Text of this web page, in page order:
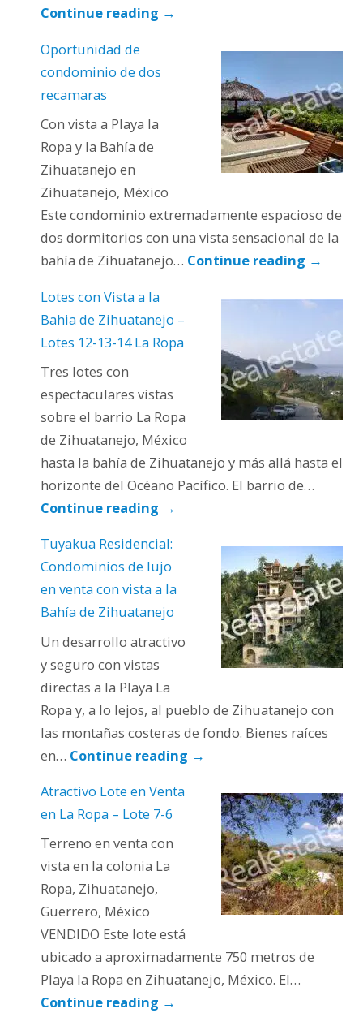
Continue reading →
Oportunidad de
condominio de dos
recamaras
Con vista a Playa la
Ropa y la Bahía de
Zihuatanejo en
Zihuatanejo, México
Este condominio extremadamente espacioso de
dos dormitorios con una vista sensacional de la
bahía de Zihuatanejo… Continue reading →
Lotes con Vista a la
Bahia de Zihuatanejo –
Lotes 12-13-14 La Ropa
Tres lotes con
espectaculares vistas
sobre el barrio La Ropa
de Zihuatanejo, México
hasta la bahía de Zihuatanejo y más allá hasta el
horizonte del Océano Pacífico. El barrio de…
Continue reading →
Tuyakua Residencial:
Condominios de lujo
en venta con vista a la
Bahía de Zihuatanejo
Un desarrollo atractivo
y seguro con vistas
directas a la Playa La
Ropa y, a lo lejos, al pueblo de Zihuatanejo con
las montañas costeras de fondo. Bienes raíces
en… Continue reading →
Atractivo Lote en Venta
en La Ropa – Lote 7-6
Terreno en venta con
vista en la colonia La
Ropa, Zihuatanejo,
Guerrero, México
VENDIDO Este lote está
ubicado a aproximadamente 750 metros de
Playa la Ropa en Zihuatanejo, México. El…
Continue reading →